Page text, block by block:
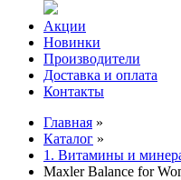
Акции
Новинки
Производители
Доставка и оплата
Контакты
Главная »
Каталог »
1. Витамины и
Maxler Balance for